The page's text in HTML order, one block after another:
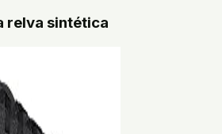
relva sintética